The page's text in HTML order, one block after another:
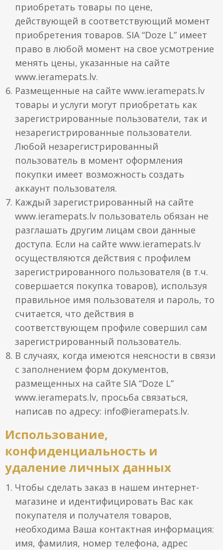
приобретать товары по цене,
действующей в соответствующий момент
приобретения товаров. SIA “Doze L” имеет
право в любой момент на свое усмотрение
менять цены, указанные на сайте
www.ieramepats.lv.
Размещенные на сайте www.ieramepats.lv
товары и услуги могут приобретать как
зарегистрированные пользователи, так и
незарегистрированные пользователи.
Любой незарегистрированный
пользователь в момент оформления
покупки имеет возможность создать
аккаунт пользователя.
Каждый зарегистрированный на сайте
www.ieramepats.lv пользователь обязан не
разглашать другим лицам свои данные
доступа. Если на сайте www.ieramepats.lv
осуществляются действия с профилем
зарегистрированного пользователя (в т.ч.
совершается покупка товаров), используя
правильное имя пользователя и пароль, то
считается, что действия в
соответствующем профиле совершил сам
зарегистрированный пользователь.
В случаях, когда имеются неясности в связи
с заполнением форм документов,
размещенных на сайте SIA “Doze L”
www.ieramepats.lv, просьба связаться,
написав по адресу: info@ieramepats.lv.
Использование,
конфиденциальность и
удаление личных данных
Чтобы сделать заказ в нашем интернет-
магазине и идентифицировать Вас как
покупателя и получателя товаров,
необходима Ваша контактная информация:
имя, фамилия, номер телефона, адрес